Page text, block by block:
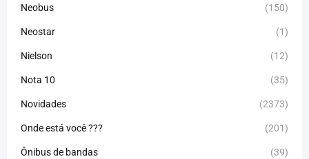
Neobus (150)
Neostar (1)
Nielson (12)
Nota 10 (35)
Novidades (2373)
Onde está você ??? (201)
Ônibus de bandas (39)